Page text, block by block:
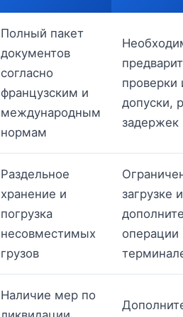
Полный пакет
документов
согласно
французским и
международным
нормам
проверки
допуски,
задержек
Раздельное
хранение и
погрузка
несовместимых
грузов
загрузке и
операции
Наличие мер по